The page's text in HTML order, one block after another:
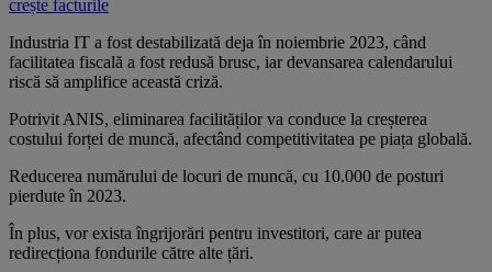
crește facturile
Industria IT a fost destabilizată deja în noiembrie 2023, când
facilitatea fiscală a fost redusă brusc, iar devansarea calendarului
riscă să amplifice această criză.
Potrivit ANIS, eliminarea facilităților va conduce la creșterea
costului forței de muncă, afectând competitivitatea pe piața globală.
Reducerea numărului de locuri de muncă, cu 10.000 de posturi
pierdute în 2023.
În plus, vor exista îngrijorări pentru investitori, care ar putea
redirecționa fondurile către alte țări.